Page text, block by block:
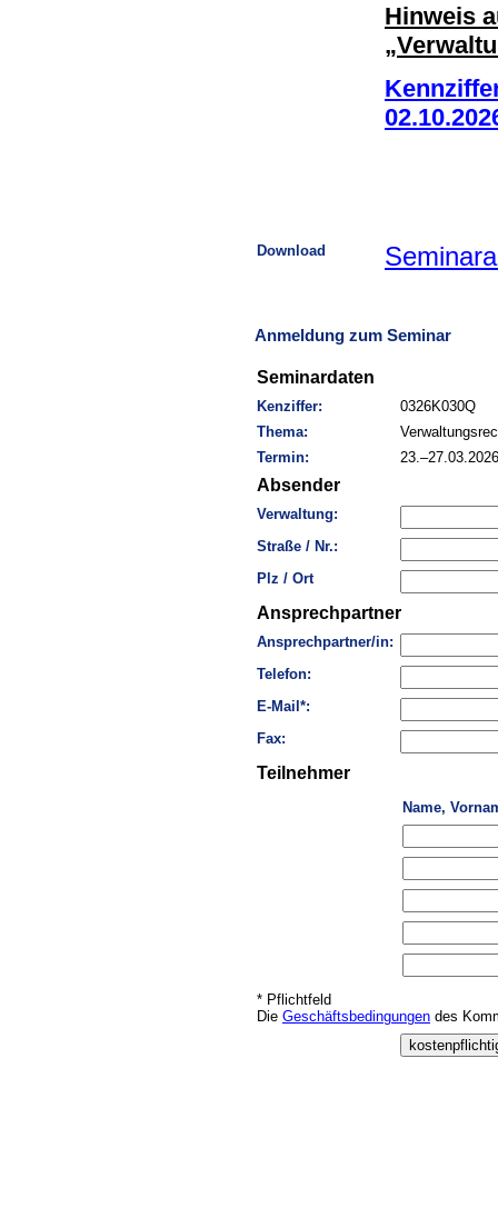
Hinweis
Download
Anmeldung zum Seminar
Seminardaten
Kenziffer:
0326K030Q
Thema:
Termin:
23.–27.03.2026
Absender
Verwaltung:
Straße / Nr.:
Plz / Ort
Ansprechpartner
Ansprechpartner/in:
Telefon:
E-Mail*:
Fax:
Teilnehmer
Name,
* Pflichtfeld
Die Geschäftsbedingungen des